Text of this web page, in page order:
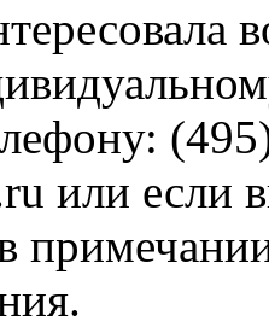
или если